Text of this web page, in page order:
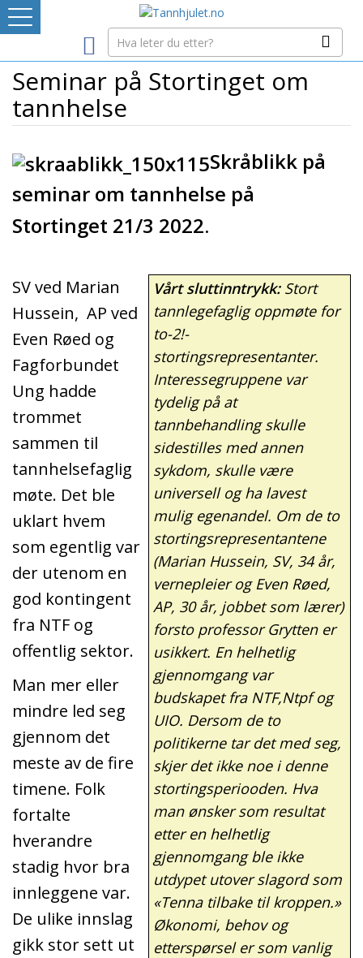
LEVERANDØRREGISTER
TANNBLOGGEN
MEDIA-INFO
INTERNETT-RESSURSER
Ditt Tannhjul
Seminar på Stortinget om
tannhelse
Skråblikk på
seminar om tannhelse på
Stortinget 21/3 2022.
Vårt sluttinntrykk:Stort
tannlegefaglig oppmøte for
to-2!-
stortingsrepresentanter.
Interessegruppene var
tydelig på at
tannbehandling skulle
sidestilles med annen
sykdom, skulle være
universell og ha lavest
mulig egenandel. Om de to
stortingsrepresentantene
(Marian Hussein, SV, 34 år,
vernepleier og Even Røed,
AP, 30 år, jobbet som lærer)
forsto professor Grytten er
usikkert. En helhetlig
gjennomgang var
budskapet fra NTF,Ntpf og
UIO. Dersom de to
politikerne tar det med seg,
skjer det ikke noe i denne
stortingsperiooden. Hva
man ønsker som resultat
etter en helhetlig
gjennomgang ble ikke
utdypet utover slagord som
«Tenna tilbake til kroppen.»
Økonomi, behov og
etterspørsel er som vanlig
SV ved Marian
Hussein, AP ved
Even Røed og
Fagforbundet
Ung hadde
trommet
sammen til
tannhelsefaglig
møte. Det ble
uklart hvem
som egentlig var
der utenom en
god kontingent
fra NTF og
offentlig sektor.
Man mer eller
mindre led seg
gjennom det
meste av de fire
timene. Folk
fortalte
hverandre
stadig hvor bra
innleggene var.
De ulike innslag
gikk stor sett ut
Logg inn
Mistet ditt passord?